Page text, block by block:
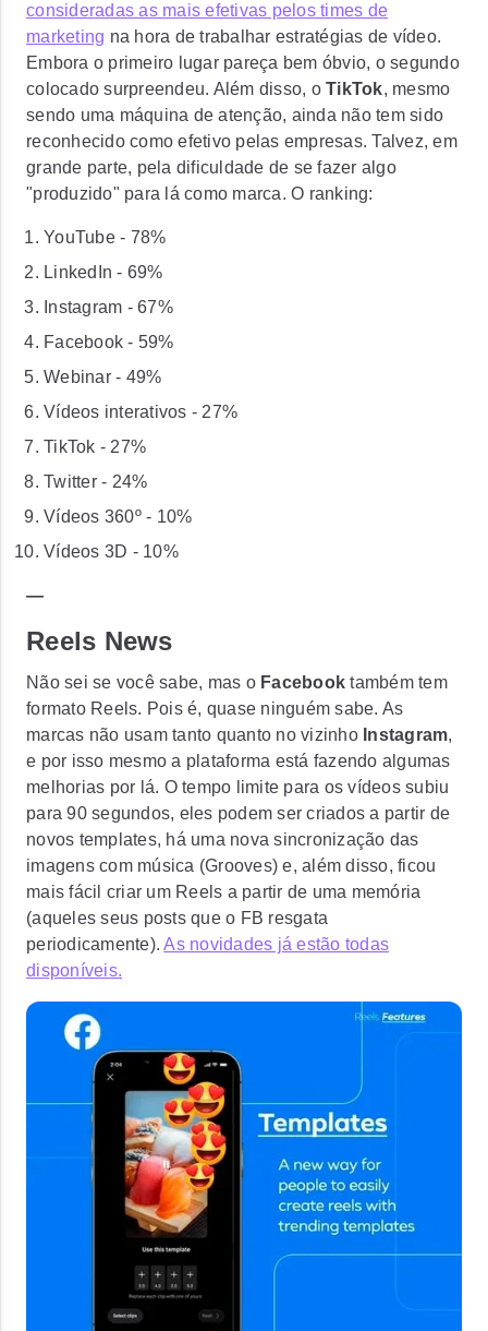
consideradas as mais efetivas pelos times de
marketing na hora de trabalhar estratégias de vídeo.
Embora o primeiro lugar pareça bem óbvio, o segundo
colocado surpreendeu. Além disso, o TikTok, mesmo
sendo uma máquina de atenção, ainda não tem sido
reconhecido como efetivo pelas empresas. Talvez, em
grande parte, pela dificuldade de se fazer algo
"produzido" para lá como marca. O ranking:
YouTube - 78%
LinkedIn - 69%
Instagram - 67%
Facebook - 59%
Webinar - 49%
Vídeos interativos - 27%
TikTok - 27%
Twitter - 24%
Vídeos 360º - 10%
Vídeos 3D - 10%
—
Reels News
Não sei se você sabe, mas o Facebook também tem
formato Reels. Pois é, quase ninguém sabe. As
marcas não usam tanto quanto no vizinho Instagram,
e por isso mesmo a plataforma está fazendo algumas
melhorias por lá. O tempo limite para os vídeos subiu
para 90 segundos, eles podem ser criados a partir de
novos templates, há uma nova sincronização das
imagens com música (Grooves) e, além disso, ficou
mais fácil criar um Reels a partir de uma memória
(aqueles seus posts que o FB resgata
periodicamente).As novidades já estão todas
disponíveis.